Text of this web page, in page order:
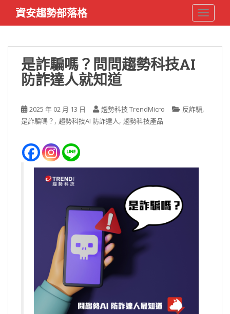
i
資安趨勢部落格
是詐騙嗎？問問趨勢科技AI
防詐達人就知道
2025 年 02 月 13 日 趨勢科技 TrendMicro 反詐騙,
是詐騙嗎？ , 趨勢科技AI 防詐達人, 趨勢科技產品